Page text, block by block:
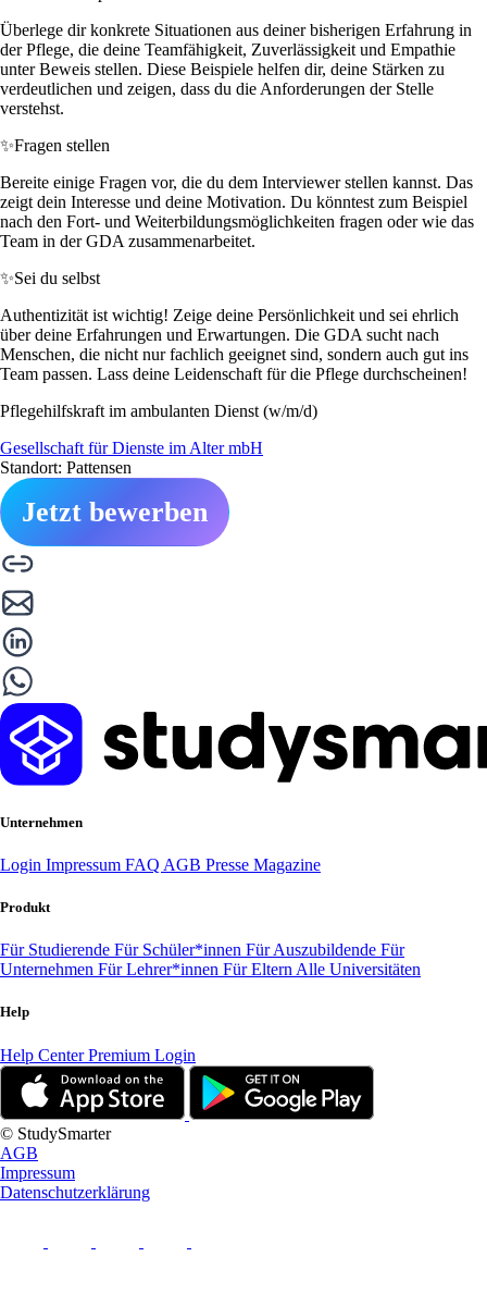
Überlege dir konkrete Situationen aus deiner bisherigen Erfahrung in
der Pflege, die deine Teamfähigkeit, Zuverlässigkeit und Empathie
unter Beweis stellen. Diese Beispiele helfen dir, deine Stärken zu
verdeutlichen und zeigen, dass du die Anforderungen der Stelle
verstehst.
✨Fragen stellen
Bereite einige Fragen vor, die du dem Interviewer stellen kannst. Das
zeigt dein Interesse und deine Motivation. Du könntest zum Beispiel
nach den Fort- und Weiterbildungsmöglichkeiten fragen oder wie das
Team in der GDA zusammenarbeitet.
✨Sei du selbst
Authentizität ist wichtig! Zeige deine Persönlichkeit und sei ehrlich
über deine Erfahrungen und Erwartungen. Die GDA sucht nach
Menschen, die nicht nur fachlich geeignet sind, sondern auch gut ins
Team passen. Lass deine Leidenschaft für die Pflege durchscheinen!
Pflegehilfskraft im ambulanten Dienst (w/m/d)
Gesellschaft für Dienste im Alter mbH
Standort: Pattensen
Jetzt bewerben
Unternehmen
Login Impressum FAQ AGB Presse Magazine
Produkt
Für Studierende Für Schüler*innen Für Auszubildende Für
Unternehmen Für Lehrer*innen Für Eltern Alle Universitäten
Help
Help CenterPremium Login
© StudySmarter
AGB
Impressum
Datenschutzerklärung